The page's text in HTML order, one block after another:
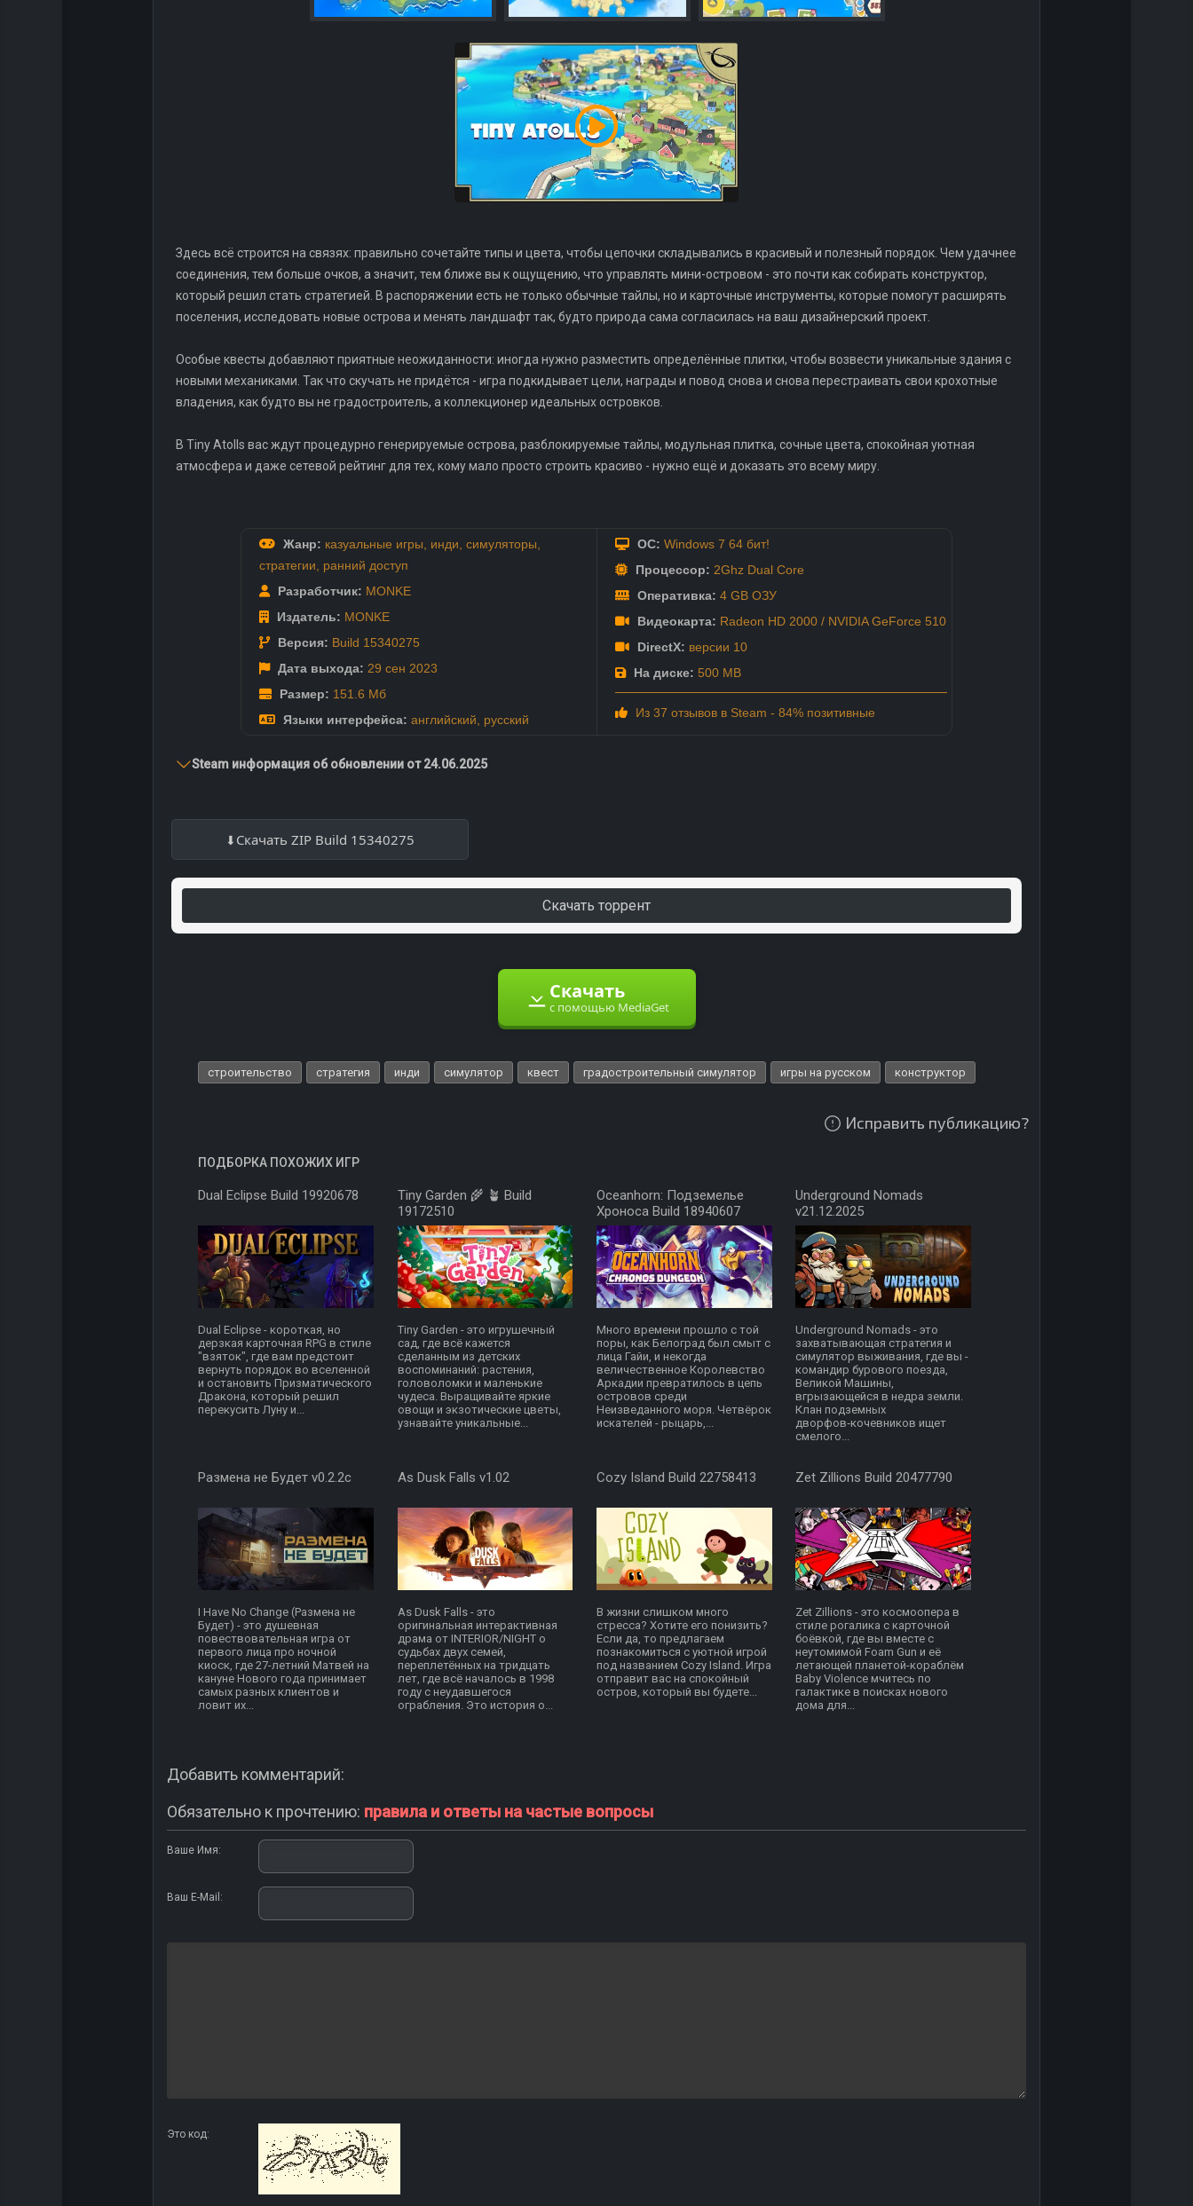
Здесь всё строится на связях: правильно сочетайте типы и цвета, чтобы цепочки складывались в красивый и полезный порядок. Чем удачнее
соединения, тем больше очков, а значит, тем ближе вы к ощущению, что управлять мини-островом - это почти как собирать конструктор,
который решил стать стратегией. В распоряжении есть не только обычные тайлы, но и карточные инструменты, которые помогут расширять
поселения, исследовать новые острова и менять ландшафт так, будто природа сама согласилась на ваш дизайнерский проект.
Особые квесты добавляют приятные неожиданности: иногда нужно разместить определённые плитки, чтобы возвести уникальные здания с
новыми механиками. Так что скучать не придётся - игра подкидывает цели, награды и повод снова и снова перестраивать свои крохотные
владения, как будто вы не градостроитель, а коллекционер идеальных островков.
В Tiny Atolls вас ждут процедурно генерируемые острова, разблокируемые тайлы, модульная плитка, сочные цвета, спокойная уютная
атмосфера и даже сетевой рейтинг для тех, кому мало просто строить красиво - нужно ещё и доказать это всему миру.
Жанр: казуальные игры, инди, симуляторы,
стратегии, ранний доступ
Разработчик: MONKE
Издатель: MONKE
Версия: Build 15340275
Дата выхода: 29 сен 2023
Размер: 151.6 Мб
Языки интерфейса: английский, русский
ОС: Windows 7 64 бит!
Процессор: 2Ghz Dual Core
Оперативка: 4 GB ОЗУ
Видеокарта: Radeon HD 2000 / NVIDIA GeForce 510
DirectX: версии 10
На диске: 500 MB
Из 37 отзывов в Steam - 84% позитивные
Steam информация об обновлении от 24.06.2025
Скачать ZIP Build 15340275
Скачать торрент
Скачать
с помощью MediaGet
строительство стратегия инди симулятор квест градостроительный симулятор игры на русском конструктор
Исправить публикацию?
ПОДБОРКА ПОХОЖИХ ИГР
Dual Eclipse Build 19920678
Dual Eclipse - короткая, но
дерзкая карточная RPG в стиле
"взяток", где вам предстоит
вернуть порядок во вселенной
и остановить Призматического
Дракона, который решил
перекусить Луну и...
Tiny Garden 🌾 🪴 Build
19172510
Tiny Garden - это игрушечный
сад, где всё кажется
сделанным из детских
воспоминаний: растения,
головоломки и маленькие
чудеса. Выращивайте яркие
овощи и экзотические цветы,
узнавайте уникальные...
Oceanhorn: Подземелье
Хроноса Build 18940607
Много времени прошло с той
поры, как Белоград был смыт с
лица Гайи, и некогда
величественное Королевство
Аркадии превратилось в цепь
островов среди
Неизведанного моря. Четвёрок
искателей - рыцарь,...
Underground Nomads
v21.12.2025
Underground Nomads - это
захватывающая стратегия и
симулятор выживания, где вы -
командир бурового поезда,
Великой Машины,
вгрызающейся в недра земли.
Клан подземных
дворфов‑кочевников ищет
смелого...
Размена не Будет v0.2.2c
I Have No Change (Размена не
Будет) - это душевная
повествовательная игра от
первого лица про ночной
киоск, где 27-летний Матвей на
кануне Нового года принимает
самых разных клиентов и
ловит их...
As Dusk Falls v1.02
As Dusk Falls - это
оригинальная интерактивная
драма от INTERIOR/NIGHT о
судьбах двух семей,
переплетённых на тридцать
лет, где всё началось в 1998
году с неудавшегося
ограбления. Это история о...
Cozy Island Build 22758413
В жизни слишком много
стресса? Хотите его понизить?
Если да, то предлагаем
познакомиться с уютной игрой
под названием Cozy Island. Игра
отправит вас на спокойный
остров, который вы будете...
Zet Zillions Build 20477790
Zet Zillions - это космоопера в
стиле рогалика с карточной
боёвкой, где вы вместе с
неутомимой Foam Gun и её
летающей планетой-кораблём
Baby Violence мчитесь по
галактике в поисках нового
дома для...
Добавить комментарий:
Обязательно к прочтению: правила и ответы на частые вопросы
Ваше Имя:
Ваш E-Mail:
Это код: